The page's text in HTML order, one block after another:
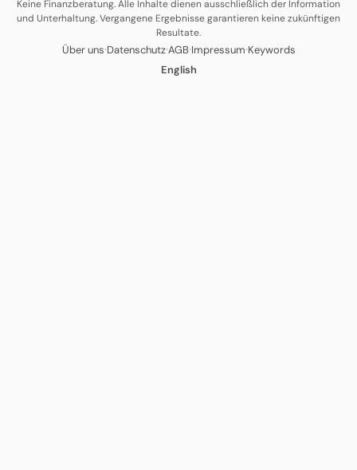
Keine Finanzberatung. Alle Inhalte dienen ausschließlich der Information
und Unterhaltung. Vergangene Ergebnisse garantieren keine zukünftigen
Resultate.
Über uns·Datenschutz·AGB·Impressum·Keywords
English